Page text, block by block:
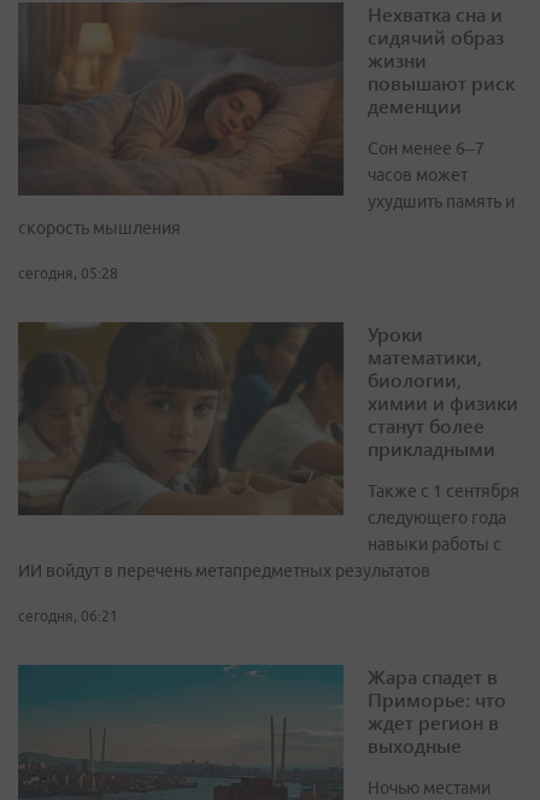
Нехватка сна и
сидячий образ
жизни
повышают риск
деменции
Сон менее 6–7
часов может
ухудшить память и
скорость мышления
сегодня, 05:28
Уроки
математики,
биологии,
химии и физики
станут более
прикладными
Также с 1 сентября
следующего года
навыки работы с
ИИ войдут в перечень метапредметных результатов
сегодня, 06:21
Жара спадет в
Приморье: что
ждет регион в
выходные
Ночью местами